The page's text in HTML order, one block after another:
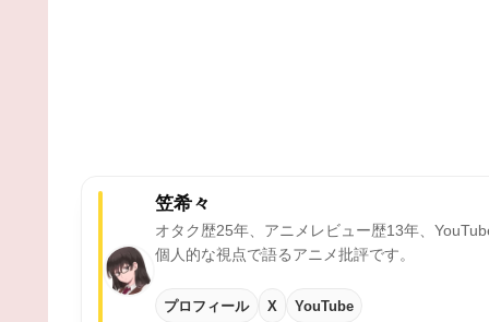
笠希々
オタク歴25年、アニメレビュー歴13年、
個人的な視点で語るアニメ批評です。
プロフィール X YouTube